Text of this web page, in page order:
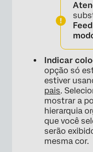
Indicar
opção só
estiver
pais.
mostrar a
hierarquia
que você
serão
mesma cor.